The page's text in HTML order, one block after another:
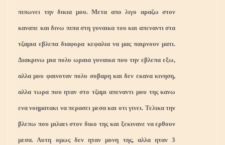
πιπωνει την δικια μου. Μετα απο λιγο αραζω στον
καναπε και δινω πιπα στη γυναικα του και απεναντι στα
τζαμια εβλεπα διαφορα κεφαλια να μας παιρνουν ματι.
Διακρινω μια πολυ ωραια γυναικα που την εβλεπα εξω,
αλλα μου φαινοταν πολυ σοβαρη και δεν εκανα κινηση,
αλλα τωρα που ηταν στο τζαμι απεναντι μου της κανω
ενα νοηματακι να περασει μεσα και οτι γινει. Τελικα την
βλεπω που μιλαει στον δικο της και ξεκινανε να ερθουν
μεσα. Αυτη ομως δεν ηταν μονη της, αλλα ηταν 3